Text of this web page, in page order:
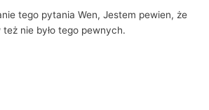
tego pytania Wen, Jestem pewien, że
nie było tego pewnych.